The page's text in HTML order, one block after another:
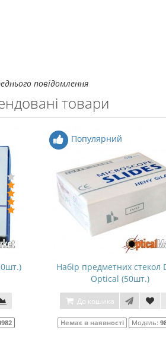
повідомлення
товари
Популярний
Набір предметних стекол
Optical (50шт.)
До кошика
Немає в наявності Модель: